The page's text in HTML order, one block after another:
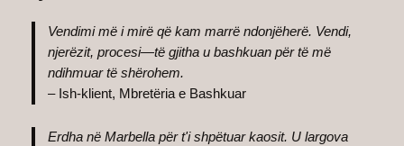
Vendimi më i mirë që kam marrë ndonjëherë. Vendi,
njerëzit, procesi—të gjitha u bashkuan për të më
ndihmuar të shërohem.
– Ish-klient, Mbretëria e Bashkuar
Erdha në Marbella për t'i shpëtuar kaosit. U largova